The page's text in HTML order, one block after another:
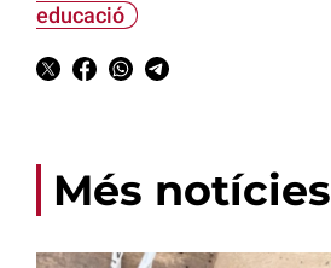
educació
Més notícies